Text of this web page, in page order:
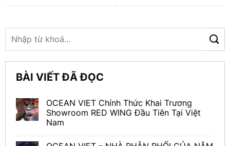
BÀI VIẾT ĐÃ ĐỌC
OCEAN VIET Chính Thức Khai Trương
Showroom RED WING Đầu Tiên Tại Việt
Nam